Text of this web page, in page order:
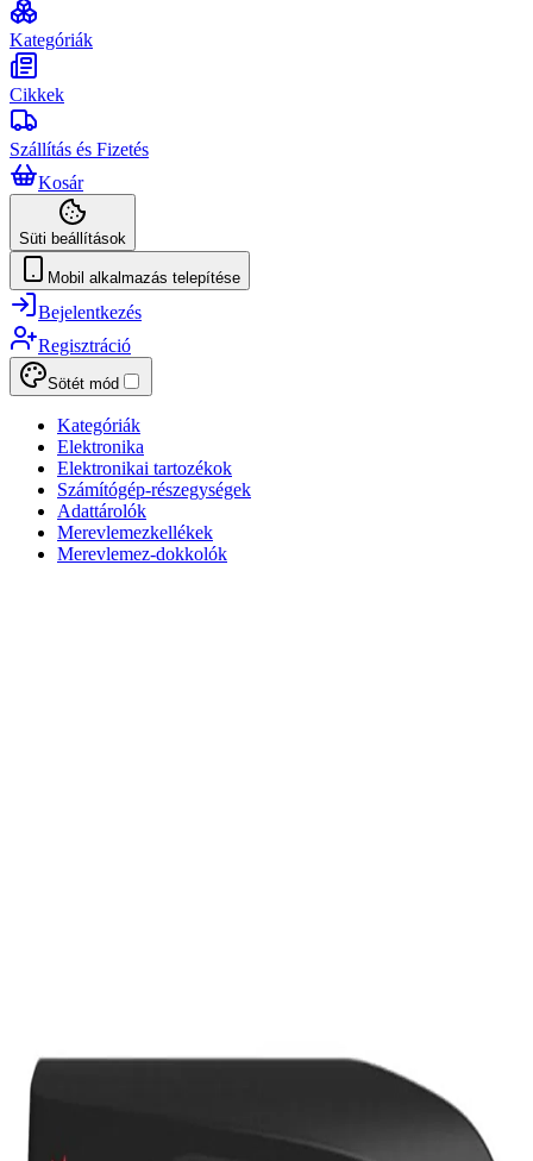
Kategóriák
Cikkek
Szállítás és Fizetés
Kosár
Süti beállítások
Mobil alkalmazás telepítése
Bejelentkezés
Regisztráció
Sötét mód
Kategóriák
Elektronika
Elektronikai tartozékok
Számítógép-részegységek
Adattárolók
Merevlemezkellékek
Merevlemez-dokkolók